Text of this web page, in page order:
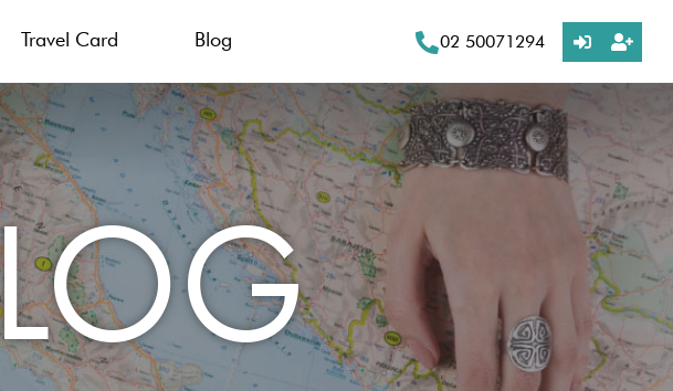
Travel Card Blog 02 50071294